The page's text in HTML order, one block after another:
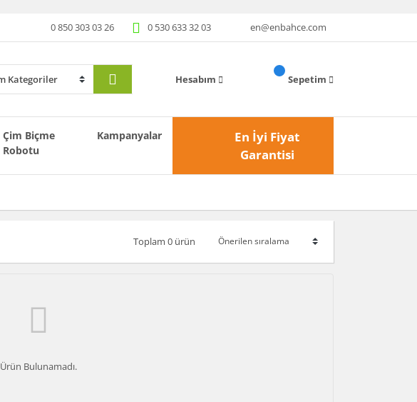
0 850 303 03 26 0 530 633 32 03 en@enbahce.com
Hesabım Sepetim
Çim Biçme
Robotu
Kampanyalar
En İyi Fiyat
Garantisi
Toplam 0 ürün
Ürün Bulunamadı.